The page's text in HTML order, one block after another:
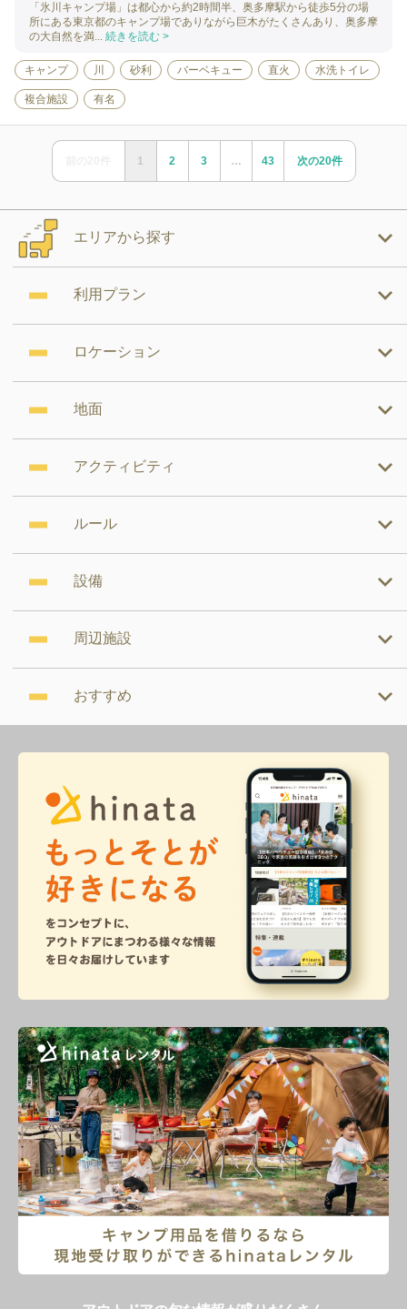
「氷川キャンプ場」は都心から約2時間半、奥多摩駅から徒歩5分の場
所にある東京都のキャンプ場でありながら巨木がたくさんあり、奥多摩
の大自然を満... 続きを読む >
キャンプ 川 砂利 バーベキュー 直火 水洗トイレ
複合施設 有名
1 2 3 … 43 次の20件
エリアから探す
利用プラン
ロケーション
地面
アクティビティ
ルール
設備
周辺施設
おすすめ